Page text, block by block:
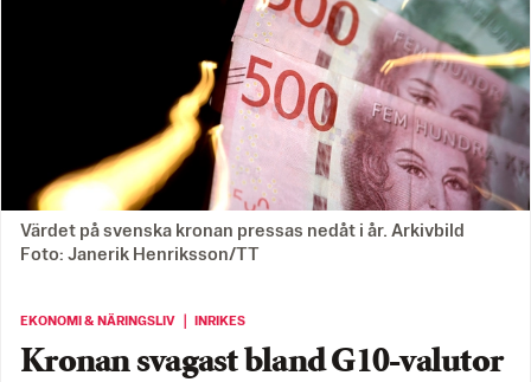
Värdet på svenska kronan pressas nedåt i år. Arkivbild
Foto: Janerik Henriksson/TT
EKONOMI & NÄRINGSLIV ｜ INRIKES
Kronan svagast bland G10-valutor